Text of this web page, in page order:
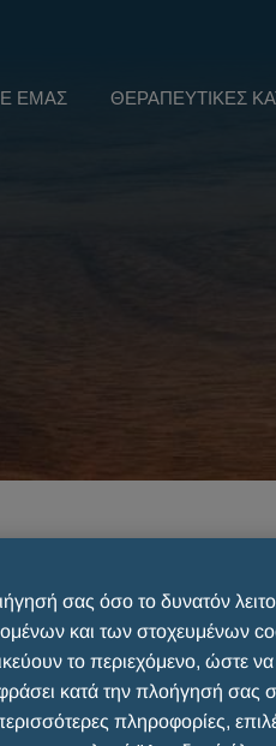
ΕΜΆΣ ΘΕΡΑΠΕΥΤΙΚΈΣ
την εμπειρία
με τη χρήση των
σας όσο το δυνατόν
και των στοχευμένων
το περιεχόμενο, ώστε να
κατά την πλοήγησή σας
πληροφορίες,